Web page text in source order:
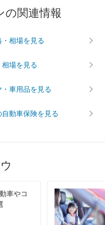
165/80R13 83S 165/
-
-
装備詳細を見る 装
の関連情報
・相場を見る
相場を見る
・車用品を見る
動車保険を見る
車やコ